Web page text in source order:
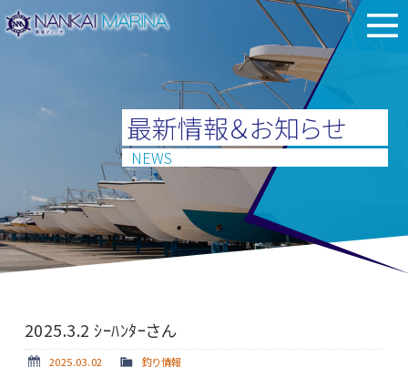
最新情報＆お知らせ
NEWS
2025.3.2 ｼｰﾊﾝﾀｰさん
2025.03.02 釣り情報